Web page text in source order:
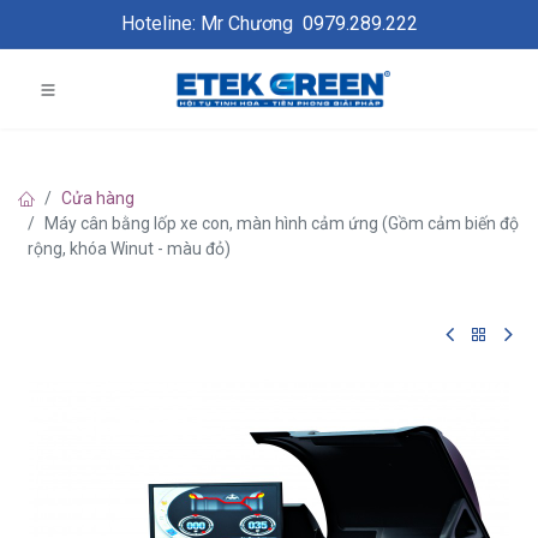
Hoteline: Mr Chương 0979.289.222
Cửa hàng
Máy cân bằng lốp xe con, màn hình cảm ứng (Gồm cảm biến độ
rộng, khóa Winut - màu đỏ)